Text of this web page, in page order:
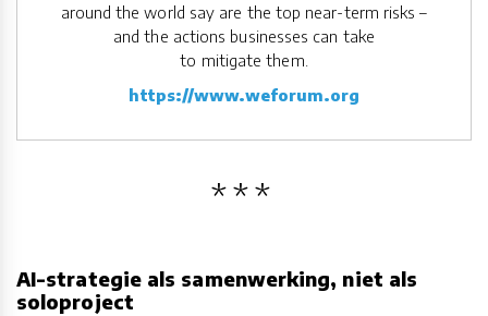
around the world say are the top near-term risks –
and the actions businesses can take
to mitigate them.
https://www.weforum.org
AI-strategie als samenwerking, niet als
soloproject